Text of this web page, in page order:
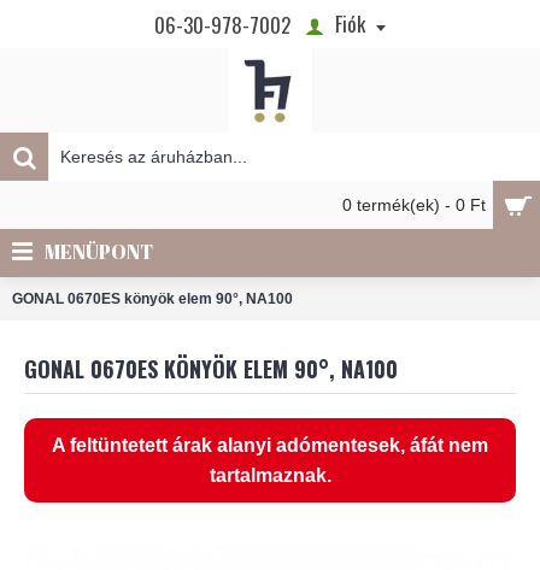
06-30-978-7002 Fiók
0 termék(ek) - 0 Ft
MENÜPONT
GONAL 0670ES könyök elem 90°, NA100
GONAL 0670ES KÖNYÖK ELEM 90°, NA100
A feltüntetett árak alanyi adómentesek, áfát nem
tartalmaznak.